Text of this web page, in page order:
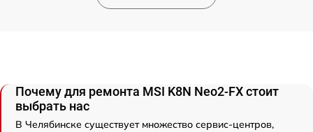
Почему для ремонта MSI K8N Neo2-FX стоит
выбрать нас
В Челябинске существует множество сервис-центров,